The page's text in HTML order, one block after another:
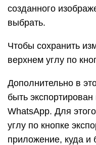
созданного
выбрать.
Чтобы сохранить
верхнем углу по
Дополнительно в
быть
WhatsApp. Для
углу по кнопке
приложение, куда и